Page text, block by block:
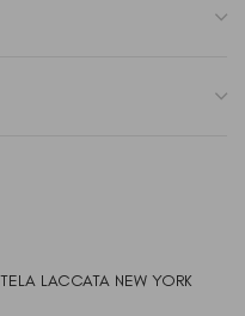
LACCATA NEW YORK